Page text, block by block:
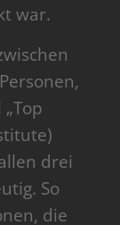
war.
drei
So
die